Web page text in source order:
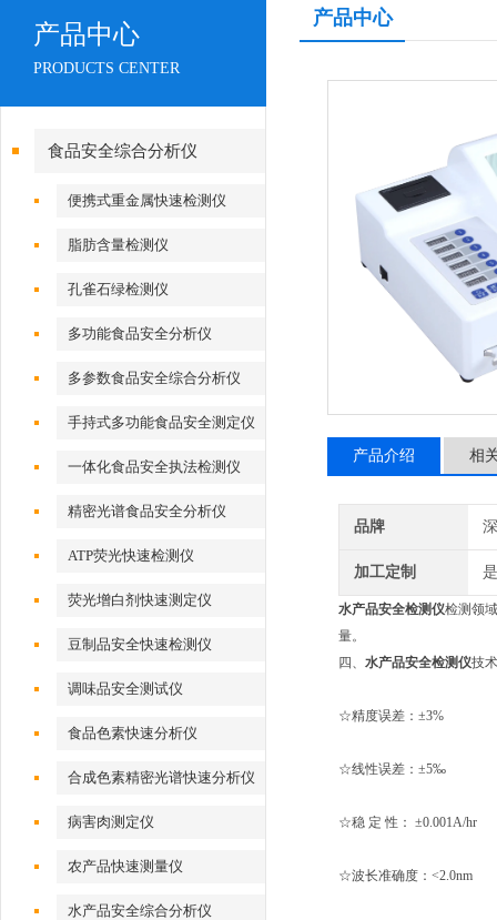
产品中心
PRODUCTS CENTER
食品安全综合分析仪
便携式重金属快速检测仪
脂肪含量检测仪
孔雀石绿检测仪
多功能食品安全分析仪
多参数食品安全综合分析仪
手持式多功能食品安全测定仪
一体化食品安全执法检测仪
精密光谱食品安全分析仪
ATP荧光快速检测仪
荧光增白剂快速测定仪
豆制品安全快速检测仪
调味品安全测试仪
食品色素快速分析仪
合成色素精密光谱快速分析仪
病害肉测定仪
农产品快速测量仪
水产品安全综合分析仪
产品中心
产品介绍 相
品牌
加工定制 是
水产品安全检测仪检测领
量。
四、 水产品安全检测仪技
☆精度误差：±3%
☆线性误差：±5‰
☆稳 定 性： ±0.001A/hr
☆波长准确度：<2.0nm